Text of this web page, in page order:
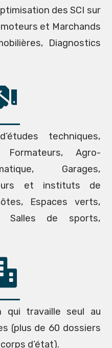
des SCI sur
et Marchands
Diagnostics
techniques,
Formateurs, Agro-
Garages,
et instituts de
Espaces verts,
Salles de sports,
qui travaille seul au
(plus de 60 dossiers
d’état).